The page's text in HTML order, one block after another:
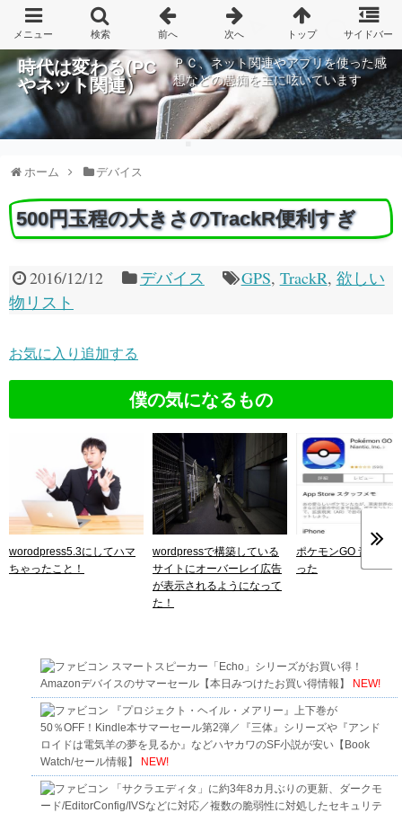
時代は変わる(PC
やネット関連）
ＰＣ、ネット関連やアプリを使った感
想などの愚痴を主に呟いています
ホーム デバイス
500円玉程の大きさのTrackR便利すぎ
2016/12/12 デバイス GPS, TrackR, 欲しい
物リスト
お気に入り追加する
僕の気になるもの
worodpress5.3にしてハマ
ちゃったこと！
wordpressで構築している
サイトにオーバーレイ広告
が表示されるようになって
た！
ポケモンGO 音が出
った
スマートスピーカー「Echo」シリーズがお買い得！
Amazonデバイスのサマーセール【本日みつけたお買い得情報】
NEW!
『プロジェクト・ヘイル・メアリー』上下巻が
50％OFF！Kindle本サマーセール第2弾／『三体』シリーズや『アンド
ロイドは電気羊の夢を見るか』などハヤカワのSF小説が安い【Book
Watch/セール情報】
NEW!
「サクラエディタ」に約3年8カ月ぶりの更新、ダークモ
ード/EditorConfig/IVSなどに対応／複数の脆弱性に対処したセキュリテ